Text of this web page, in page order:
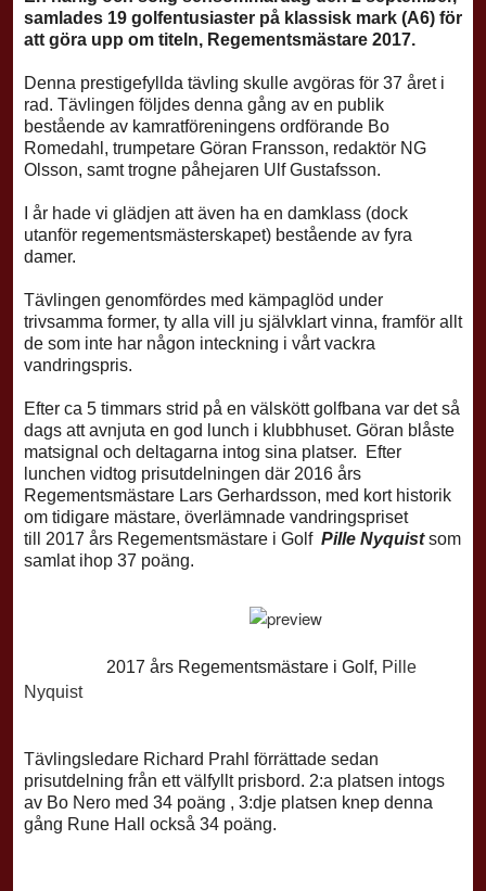
samlades 19 golfentusiaster på klassisk mark (A6) för
att göra upp om titeln, Regementsmästare 2017.
Denna prestigefyllda tävling skulle avgöras för 37 året i
rad. Tävlingen följdes denna gång av en publik
bestående av kamratföreningens ordförande Bo
Romedahl, trumpetare Göran Fransson, redaktör NG
Olsson, samt trogne påhejaren Ulf Gustafsson.
I år hade vi glädjen att även ha en damklass (dock
utanför regementsmästerskapet) bestående av fyra
damer.
Tävlingen genomfördes med kämpaglöd under
trivsamma former, ty alla vill ju självklart vinna, framför allt
de som inte har någon inteckning i vårt vackra
vandringspris.
Efter ca 5 timmars strid på en välskött golfbana var det så
dags att avnjuta en god lunch i klubbhuset. Göran blåste
matsignal och deltagarna intog sina platser. Efter
lunchen vidtog prisutdelningen där 2016 års
Regementsmästare Lars Gerhardsson, med kort historik
om tidigare mästare, överlämnade vandringspriset
till
2017 års Regementsmästare i Golf Pille Nyquistsom
samlat ihop 37 poäng.
2017 års Regementsmästare i Golf, Pille
Nyquist
Tävlingsledare Richard Prahl förrättade sedan
prisutdelning från ett välfyllt prisbord. 2:a platsen intogs
av Bo Nero med 34 poäng , 3:dje platsen knep denna
gång Rune Hall också 34 poäng.